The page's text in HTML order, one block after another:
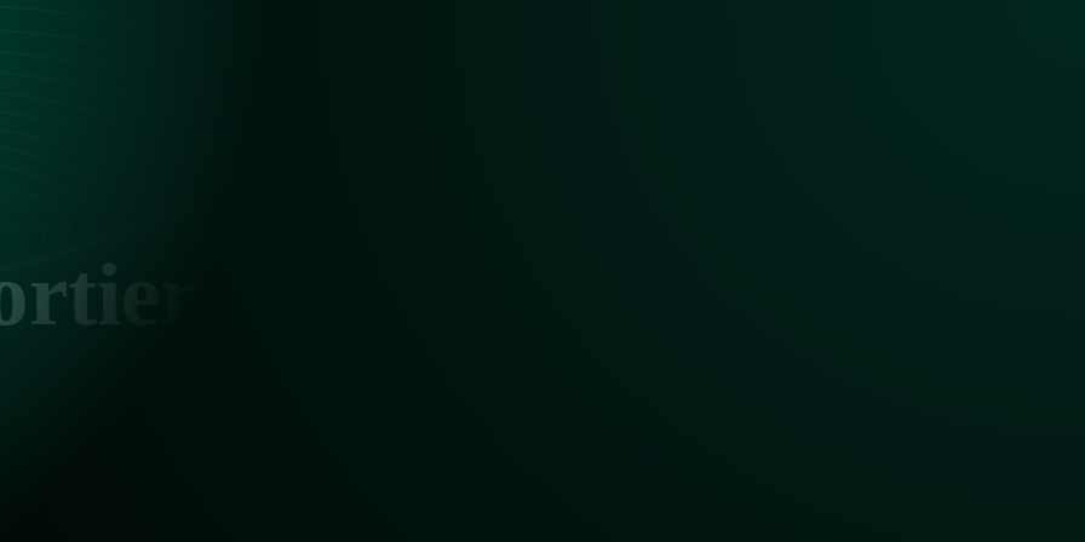
in der
nicht nur für Verbraucher, sondern auch für Lieferanten von großer Bedeutung, da ihre Produkte hinsichtlich der